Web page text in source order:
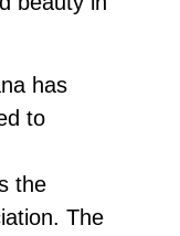
has
to
the
The